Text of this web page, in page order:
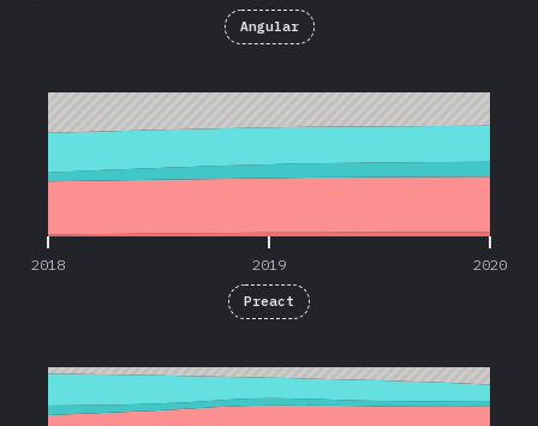
Angular
2018 2019 2020
Preact